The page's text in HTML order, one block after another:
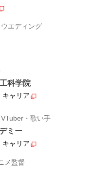
エディング
科学院
キャリア
・歌い手
ミー
キャリア
メ監督